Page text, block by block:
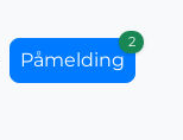
Påmelding
2